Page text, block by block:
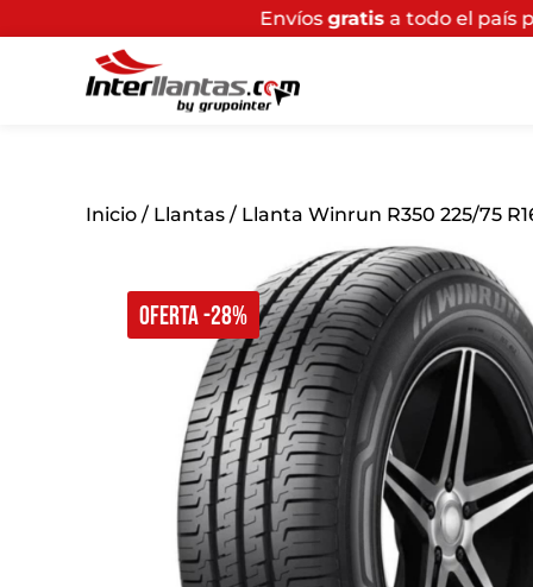
a todo el país por compras
OFERTA -28%
Inicio / Llantas / Llanta Winrun R350 225/75